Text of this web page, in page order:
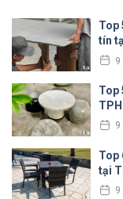
Top
tín
9
Top
9
Top
tại
9